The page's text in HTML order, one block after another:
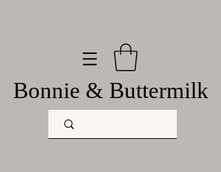
Bonnie & Buttermilk